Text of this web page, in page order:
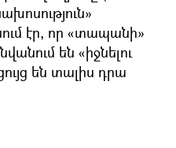
էր, որ «տապանի»
են «իջնելու
են տալիս դրա